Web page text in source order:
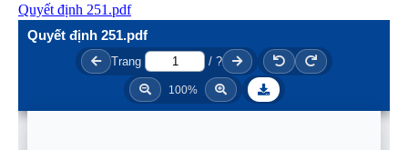
Quyết định 251.pdf